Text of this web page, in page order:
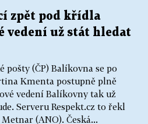
zpět pod křídla
vedení už stát hledat
pošty (ČP) Balíkovna se po
Kmenta postupně plně
vedení Balíkovny tak už
Serveru Respekt.cz to řekl
(ANO). Česká...